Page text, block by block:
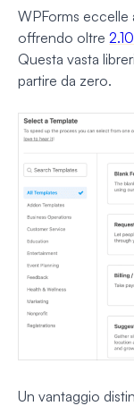
WPForms eccelle
offrendo oltre
Questa vasta
partire da zero.
Un vantaggio